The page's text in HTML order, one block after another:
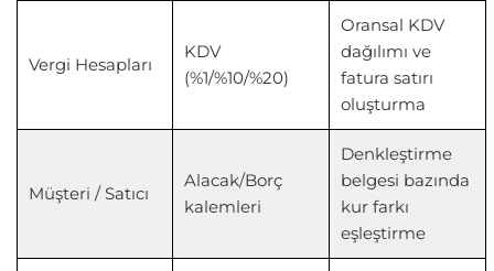
Vergi Hesapları
KDV
(%1/%10/%20)
Oransal KDV
dağılımı ve
fatura satırı
oluşturma
Müşteri / Satıcı
Alacak/Borç
kalemleri
Denkleştirme
belgesi bazında
kur farkı
eşleştirme